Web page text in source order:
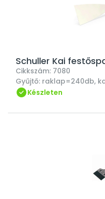
Schuller Kai
Cikkszám: 7080
Gyűjtő: raklap=240db,
Készleten